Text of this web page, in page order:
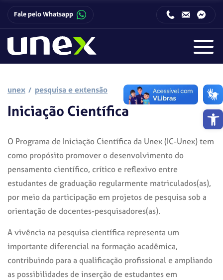
Barra
Fale pelo Whatsapp
unex pesquisa e extensão
Iniciação Científica
O Programa de Iniciação Científica da Unex (IC-Unex) tem
como propósito promover o desenvolvimento do
pensamento científico, crítico e reflexivo entre
estudantes de graduação regularmente matriculados(as),
por meio da participação em projetos de pesquisa sob a
orientação de docentes-pesquisadores(as).
A vivência na pesquisa científica representa um
importante diferencial na formação acadêmica,
contribuindo para a qualificação profissional e ampliando
as possibilidades de inserção de estudantes em